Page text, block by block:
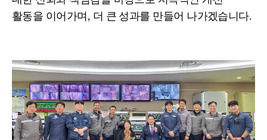
활동을 이어가며, 더 큰 성과를 만들어 나가겠습니다.